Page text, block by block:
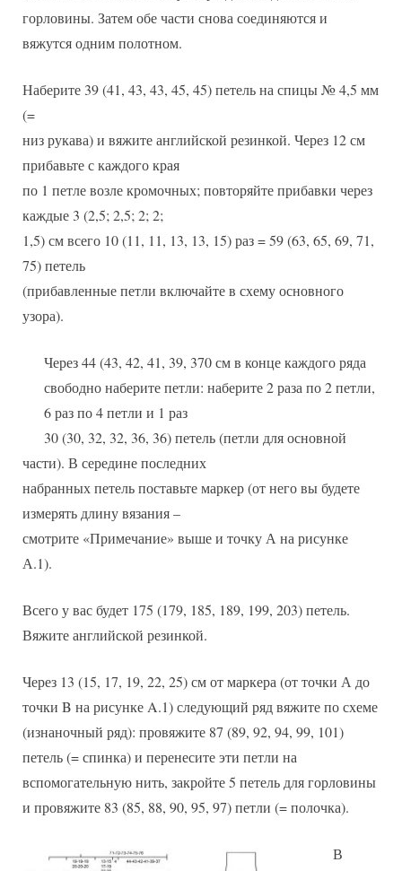
горловины. Затем обе части снова соединяются и
вяжутся одним полотном.
Наберите 39 (41, 43, 43, 45, 45) петель на спицы № 4,5 мм
(=
низ рукава) и вяжите английской резинкой. Через 12 см
прибавьте с каждого края
по 1 петле возле кромочных; повторяйте прибавки через
каждые 3 (2,5; 2,5; 2; 2;
1,5) см всего 10 (11, 11, 13, 13, 15) раз = 59 (63, 65, 69, 71,
75) петель
(прибавленные петли включайте в схему основного
узора).
Через 44 (43, 42, 41, 39, 370 см в конце каждого ряда
свободно наберите петли: наберите 2 раза по 2 петли,
6 раз по 4 петли и 1 раз
30 (30, 32, 32, 36, 36) петель (петли для основной
части). В середине последних
набранных петель поставьте маркер (от него вы будете
измерять длину вязания –
смотрите «Примечание» выше и точку А на рисунке
А.1).
Всего у вас будет 175 (179, 185, 189, 199, 203) петель.
Вяжите английской резинкой.
Через 13 (15, 17, 19, 22, 25) см от маркера (от точки А до
точки B на рисунке A.1) следующий ряд вяжите по схеме
(изнаночный ряд): провяжите 87 (89, 92, 94, 99, 101)
петель (= спинка) и перенесите эти петли на
вспомогательную нить, закройте 5 петель для горловины
и провяжите 83 (85, 88, 90, 95, 97) петли (= полочка).
В